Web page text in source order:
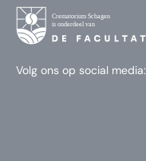
Volg ons op social media: